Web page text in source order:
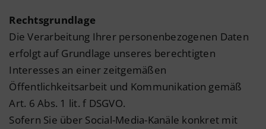
Rechtsgrundlage
Die Verarbeitung Ihrer personenbezogenen Daten
erfolgt auf Grundlage unseres berechtigten
Interesses an einer zeitgemäßen
Öffentlichkeitsarbeit und Kommunikation gemäß
Art. 6 Abs. 1 lit. f DSGVO.
Sofern Sie über Social-Media-Kanäle konkret mit